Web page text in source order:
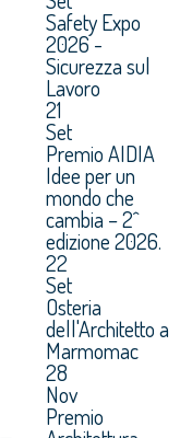
Safety Expo
2026 -
Sicurezza sul
Lavoro
21
Set
Premio AIDIA
Idee per un
mondo che
cambia – 2^
edizione 2026.
22
Set
Osteria
dell'Architetto a
Marmomac
28
Nov
Premio